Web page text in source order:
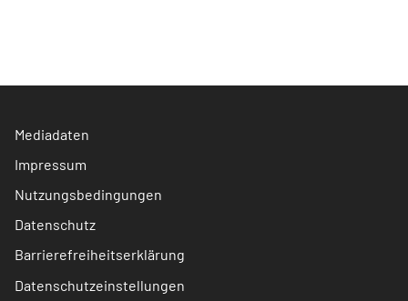
Mediadaten
Impressum
Nutzungsbedingungen
Datenschutz
Barrierefreiheitserklärung
Datenschutzeinstellungen